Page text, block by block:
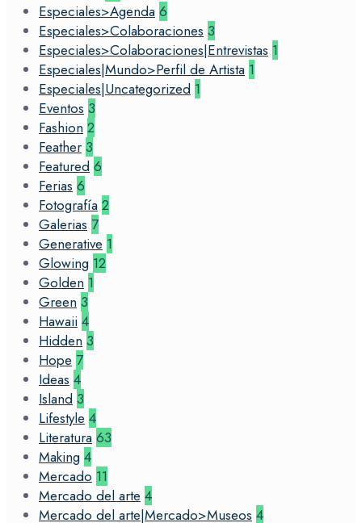
Especiales>Agenda 6
Especiales>Colaboraciones 3
Especiales>Colaboraciones|Entrevistas 1
Especiales|Mundo>Perfil de Artista 1
Especiales|Uncategorized 1
Eventos 3
Fashion 2
Feather 3
Featured 6
Ferias 6
Fotografía 2
Galerias 7
Generative 1
Glowing 12
Golden 1
Green 3
Hawaii 4
Hidden 3
Hope 7
Ideas 4
Island 3
Lifestyle 4
Literatura 63
Making 4
Mercado 11
Mercado del arte 4
Mercado del arte|Mercado>Museos 4